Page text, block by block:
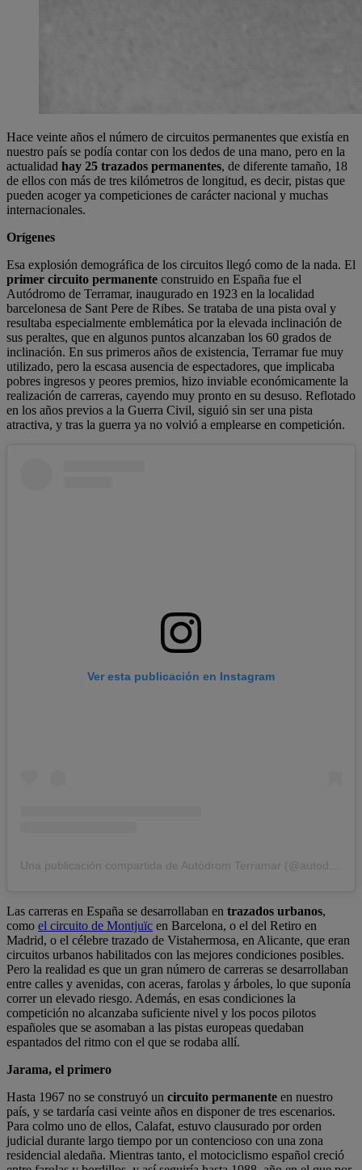
Hace veinte años el número de circuitos permanentes que existía en
nuestro país se podía contar con los dedos de una mano, pero en la
actualidad hay 25 trazados permanentes, de diferente tamaño, 18
de ellos con más de tres kilómetros de longitud, es decir, pistas que
pueden acoger ya competiciones de carácter nacional y muchas
internacionales.
Orígenes
Esa explosión demográfica de los circuitos llegó como de la nada. El
primer circuito permanente construido en España fue el
Autódromo de Terramar, inaugurado en 1923 en la localidad
barcelonesa de Sant Pere de Ribes. Se trataba de una pista oval y
resultaba especialmente emblemática por la elevada inclinación de
sus peraltes, que en algunos puntos alcanzaban los 60 grados de
inclinación. En sus primeros años de existencia, Terramar fue muy
utilizado, pero la escasa ausencia de espectadores, que implicaba
pobres ingresos y peores premios, hizo inviable económicamente la
realización de carreras, cayendo muy pronto en su desuso. Reflotado
en los años previos a la Guerra Civil, siguió sin ser una pista
atractiva, y tras la guerra ya no volvió a emplearse en competición.
Ver esta publicación en Instagram
Una publicación compartida de Autòdrom Terramar (@autodromterramar)
Las carreras en España se desarrollaban en trazados urbanos,
como el circuito de Montjuïc en Barcelona, o el del Retiro en
Madrid, o el célebre trazado de Vistahermosa, en Alicante, que eran
circuitos urbanos habilitados con las mejores condiciones posibles.
Pero la realidad es que un gran número de carreras se desarrollaban
entre calles y avenidas, con aceras, farolas y árboles, lo que suponía
correr un elevado riesgo. Además, en esas condiciones la
competición no alcanzaba suficiente nivel y los pocos pilotos
españoles que se asomaban a las pistas europeas quedaban
espantados del ritmo con el que se rodaba allí.
Jarama, el primero
Hasta 1967 no se construyó un circuito permanente en nuestro
país, y se tardaría casi veinte años en disponer de tres escenarios.
Para colmo uno de ellos, Calafat, estuvo clausurado por orden
judicial durante largo tiempo por un contencioso con una zona
residencial aledaña. Mientras tanto, el motociclismo español creció